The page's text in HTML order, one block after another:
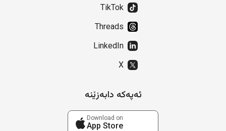
TikTok
Threads
LinkedIn
X
ئەپەکە دابەزێنە
Download on
App Store